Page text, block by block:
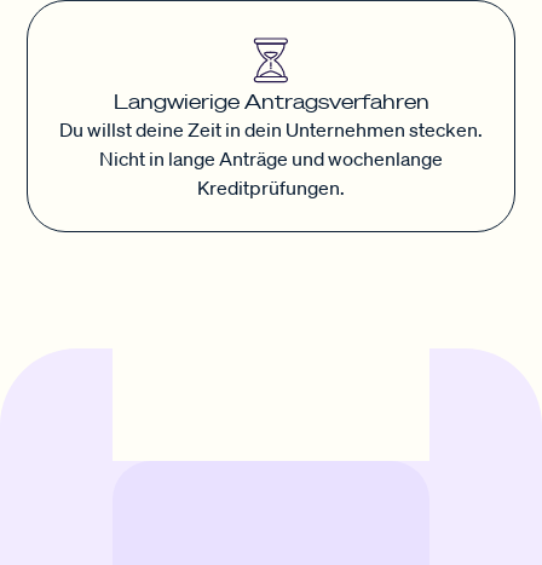
Langwierige Antragsverfahren
Du willst deine Zeit in dein Unternehmen stecken.
Nicht in lange Anträge und wochenlange
Kreditprüfungen.